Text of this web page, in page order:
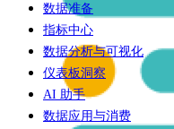
数据准备
指标中心
数据分析与可视化
仪表板洞察
AI 助手
数据应用与消费